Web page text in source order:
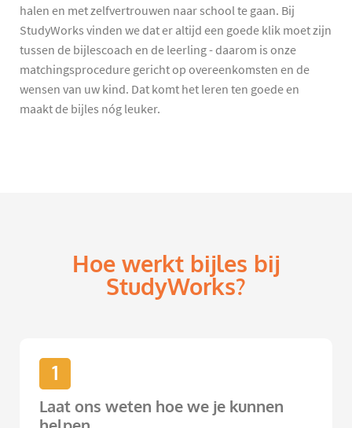
halen en met zelfvertrouwen naar school te gaan. Bij
StudyWorks vinden we dat er altijd een goede klik moet zijn
tussen de bijlescoach en de leerling - daarom is onze
matchingsprocedure gericht op overeenkomsten en de
wensen van uw kind. Dat komt het leren ten goede en
maakt de bijles nóg leuker.
Hoe werkt bijles bij
StudyWorks?
1
Laat ons weten hoe we je kunnen